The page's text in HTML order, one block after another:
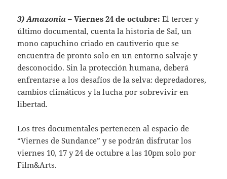
3) Amazonia –Viernes 24 de octubre:El tercer y
último documental, cuenta la historia de Saï, un
mono capuchino criado en cautiverio que se
encuentra de pronto solo en un entorno salvaje y
desconocido. Sin la protección humana, deberá
enfrentarse a los desafíos de la selva: depredadores,
cambios climáticos y la lucha por sobrevivir en
libertad.
Los tres documentales pertenecen al espacio de
“Viernes de Sundance” y se podrán disfrutar los
viernes 10, 17 y 24 de octubre a las 10pm solo por
Film&Arts.